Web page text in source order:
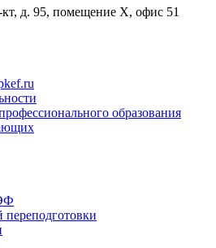
д. 95, помещение Х, офис 51
образования